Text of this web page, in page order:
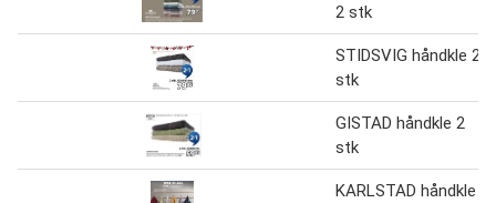
2 stk
STIDSVIG håndkle 2
stk
GISTAD håndkle 2
stk
KARLSTAD håndkle